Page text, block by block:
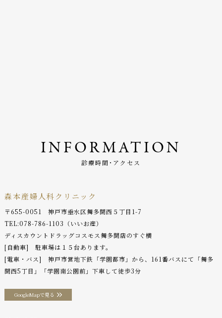
INFORMATION
診療時間･アクセス
森本産婦人科クリニック
〒655-0051 神戸市垂水区舞多聞西５丁目1-7
TEL:078-786-1103 （いいお産）
ディスカウントドラッグコスモス舞多聞店のすぐ横
[自動車] 駐車場は１５台あります。
[電車・バス] 神戸市営地下鉄「学園都市」から、161番バスにて「舞多
聞西5丁目」「学園南公園前」下車して徒歩3分
GoogleMapで見る